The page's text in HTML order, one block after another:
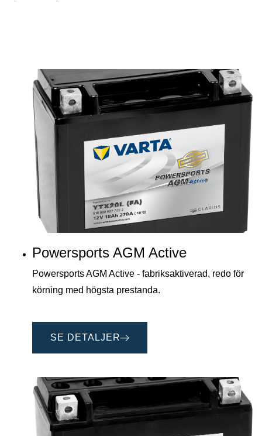
Powersports AGM Active
Powersports AGM Active - fabriksaktiverad, redo för
körning med högsta prestanda.
SE DETALJER